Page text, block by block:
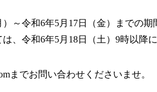
～令和6年5月17日（金）までの期
、令和6年5月18日（土）9時以降
までお問い合わせくださいませ。